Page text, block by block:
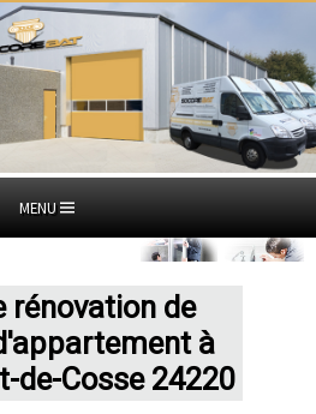
MENU
rénovation de
à
de-Cosse 24220